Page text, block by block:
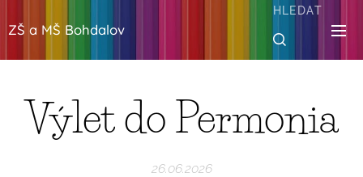
ZŠ a MŠ Bohdalov
HLEDAT
Výlet do Permonia
26.06.2026